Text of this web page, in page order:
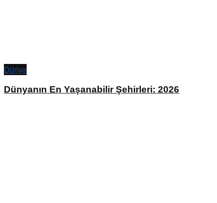
Dünya
Dünyanın En Yaşanabilir Şehirleri: 2026